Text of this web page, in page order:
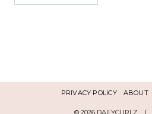
PRIVACY POLICY ABOUT
© 2026 DAILYCURLZ |